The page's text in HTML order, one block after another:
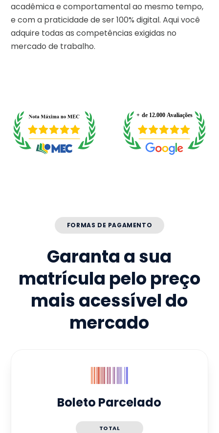
acadêmica e comportamental ao mesmo tempo,
e com a praticidade de ser 100% digital. Aqui você
adquire todas as competências exigidas no
mercado de trabalho.
FORMAS DE PAGAMENTO
Garanta a sua
matrícula pelo preço
mais acessível do
mercado
Boleto Parcelado
TOTAL